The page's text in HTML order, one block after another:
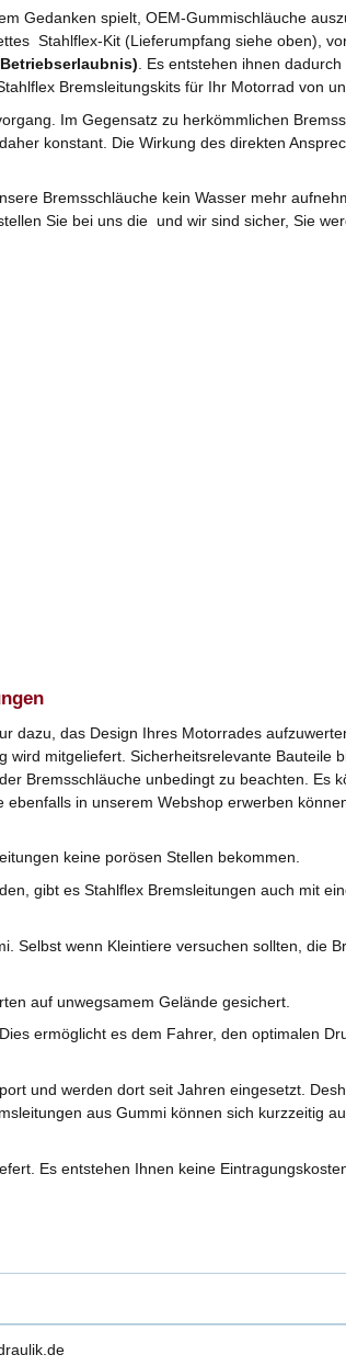
Gedanken spielt, OEM-Gummischläuche
Stahlflex-Kit (Lieferumpfang siehe oben),
. Es entstehen ihnen dadurch
Bremsleitungskits für Ihr Motorrad von
Im Gegensatz zu herkömmlichen
konstant. Die Wirkung des direkten
Bremsschläuche kein Wasser mehr
Sie bei uns die und wir sind sicher, Sie
dazu, das Design Ihres Motorrades
mitgeliefert. Sicherheitsrelevante Bauteile
Bremsschläuche unbedingt zu beachten. Es
in unserem Webshop erwerben
keine porösen Stellen bekommen.
gibt es Stahlflex Bremsleitungen auch mit
Selbst wenn Kleintiere versuchen sollten, die
auf unwegsamem Gelände gesichert.
ermöglicht es dem Fahrer, den optimalen
und werden dort seit Jahren eingesetzt.
aus Gummi können sich kurzzeitig
Es entstehen Ihnen keine